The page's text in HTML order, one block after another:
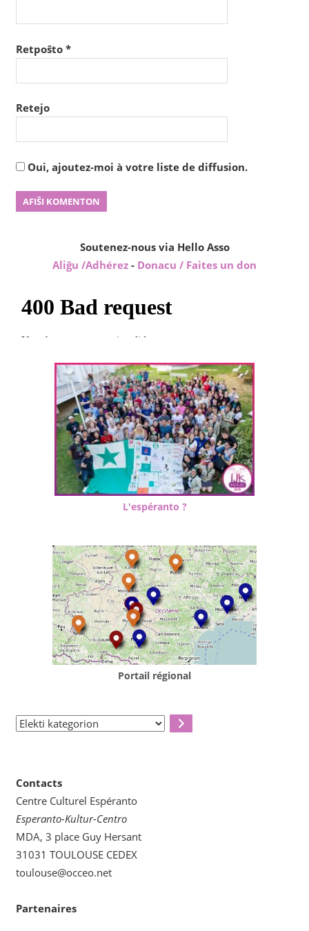
Retpoŝto *
Retejo
Oui, ajoutez-moi à votre liste de diffusion.
Soutenez-nous via Hello Asso
Aliĝu /Adhérez - Donacu / Faites un don
L'espéranto ?
Portail régional
Elekti
Contacts
Centre Culturel Espéranto
Esperanto-Kultur-Centro
MDA, 3 place Guy Hersant
31031 TOULOUSE CEDEX
toulouse@occeo.net
Partenaires